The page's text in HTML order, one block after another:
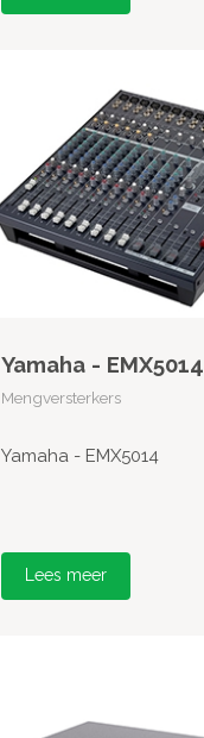
Yamaha - EMX5014
Mengversterkers
Yamaha - EMX5014
Lees meer